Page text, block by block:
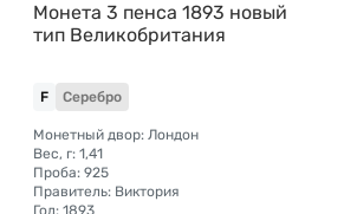
Монета 3 пенса 1893 новый
тип Великобритания
F Серебро
Монетный двор: Лондон
Вес, г: 1,41
Проба: 925
Правитель: Виктория
Год: 1893